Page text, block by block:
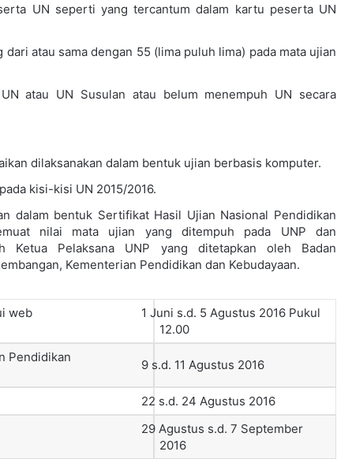
UN seperti yang tercantum dalam kartu peserta UN
atau sama dengan 55 (lima puluh lima) pada mata ujian
atau UN Susulan atau belum menempuh UN secara
dilaksanakan dalam bentuk ujian berbasis komputer.
kisi-kisi UN 2015/2016.
dalam bentuk Sertifikat Hasil Ujian Nasional Pendidikan
nilai mata ujian yang ditempuh pada UNP dan
Ketua Pelaksana UNP yang ditetapkan oleh Badan
Kementerian Pendidikan dan Kebudayaan.
web
1 Juni s.d. 5 Agustus 2016 Pukul
12.00
Pendidikan
9 s.d. 11 Agustus 2016
22 s.d. 24 Agustus 2016
29 Agustus s.d. 7 September
2016